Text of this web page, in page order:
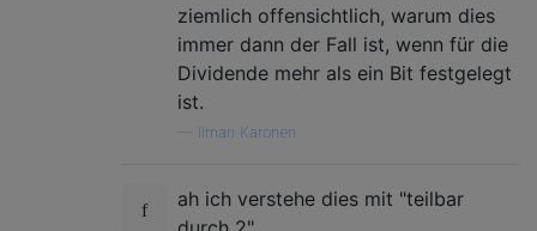
ziemlich offensichtlich, warum dies
immer dann der Fall ist, wenn für die
Dividende mehr als ein Bit festgelegt
ist.
Ilmari Karonen
ah ich verstehe dies mit "teilbar